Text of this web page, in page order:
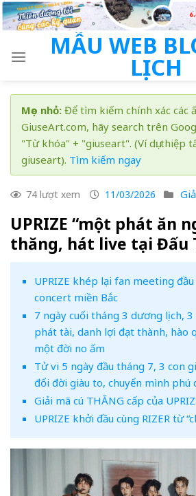
Skip
to
MẪU WEB
LỊCH
Mẹo nhỏ: Để tìm kiếm chính xác các
GiuseArt.com, hãy search trên
"Từ khóa" + "giuseart". (Ví dụ: thiệp
giuseart). Tìm kiếm ngay
74 lượt xem 11/03/2026
UPRIZE “một phát ăn
thăng, hát live tại Đấu
UPRIZE khép lại fan meeting
concert miền Bắc
7 ngày cuối tháng 3 dương lịch,
phát tài, danh lợi đạt thành, hào
một đời no ấm
Tử vi 5 ngày đầu tháng 7, 3 con
đổi đời giàu to, chuyển mình phú
Giải mã cú THĂNG cấp của
UPRIZE khởi đầu cùng RIZER từ